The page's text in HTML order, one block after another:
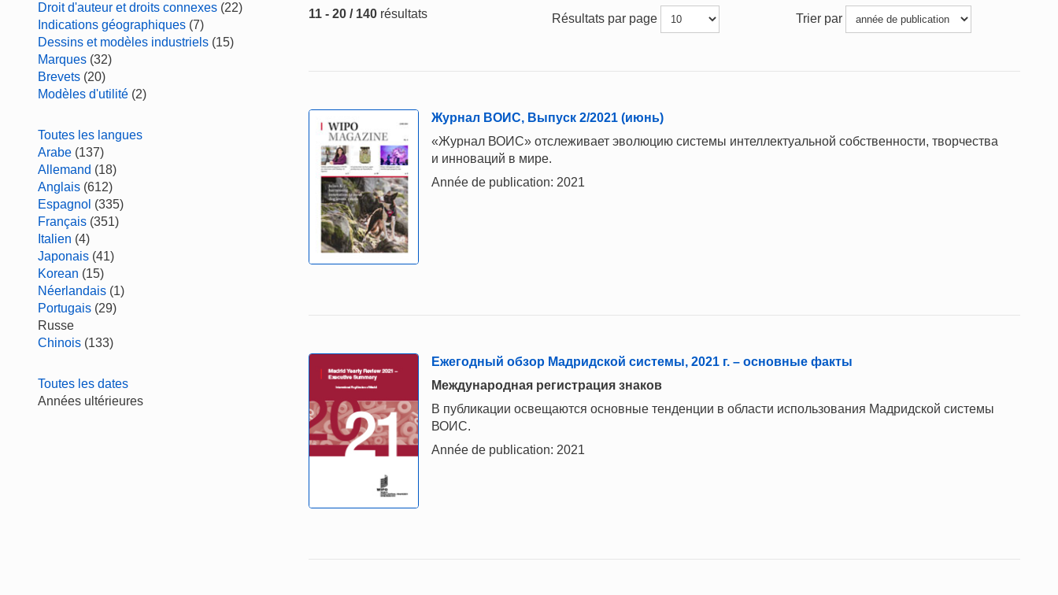
Droit d'auteur et droits connexes (22)
Indications géographiques (7)
Dessins et modèles industriels (15)
Marques (32)
Brevets (20)
Modèles d'utilité (2)
Toutes les langues
Arabe (137)
Allemand (18)
Anglais (612)
Espagnol (335)
Français (351)
Italien (4)
Japonais (41)
Korean (15)
Néerlandais (1)
Portugais (29)
Russe
Chinois (133)
Toutes les dates
Années ultérieures
11 - 20 / 140 résultats Résultats par page Trier par
Журнал ВОИС, Выпуск 2/2021 (июнь)
«Журнал ВОИС» отслеживает эволюцию системы интеллектуальной собственности, творчества
и инноваций в мире.
Année de publication: 2021
Ежегодный обзор Мадридской системы, 2021 г. – основные факты
Международная регистрация знаков
В публикации освещаются основные тенденции в области использования Мадридской системы
ВОИС.
Année de publication: 2021